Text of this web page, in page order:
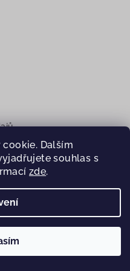
Dalším
souhlas s
zde.
Všechna práva vyhrazena. ×
nákupu
—Objednat